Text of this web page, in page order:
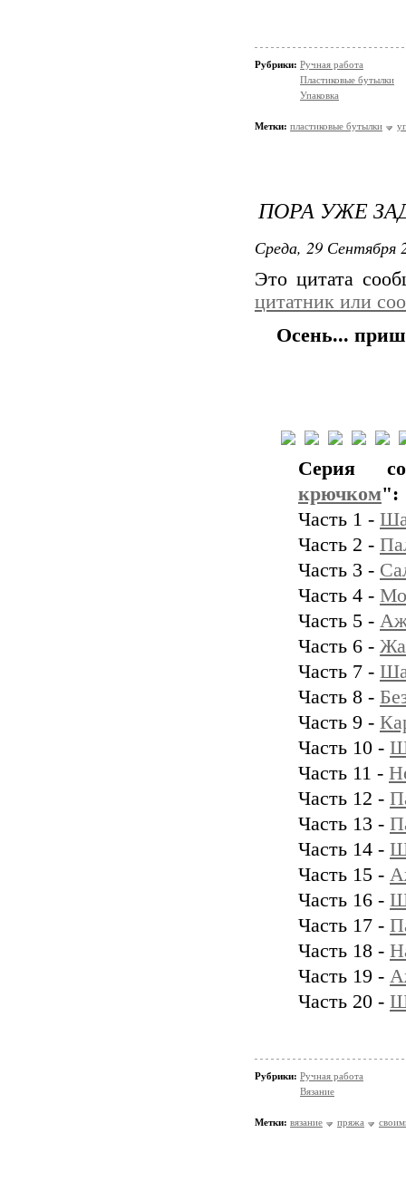
Рубрики: Ручная работа
Пластиковые бутылки
Упаковка
Метки: пластиковые бутылки
ПОРА УЖЕ
Среда, 29 Сентября
Это цитата
цитатник или
Осень...
Серия
крючком":
Часть 1 -
Часть 2 -
Часть 3 -
Часть 4 -
Часть 5 -
Часть 6 -
Часть 7 -
Часть 8 -
Часть 9 -
Часть 10 -
Часть 11 -
Часть 12 -
Часть 13 -
Часть 14 -
Часть 15 -
Часть 16 -
Часть 17 -
Часть 18 -
Часть 19 -
Часть 20 -
Рубрики: Ручная работа
Вязание
Метки: вязание пряжа